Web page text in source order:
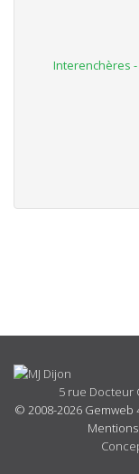
Interenchères
5 rue Docteur
© 2008-2026 Gemweb